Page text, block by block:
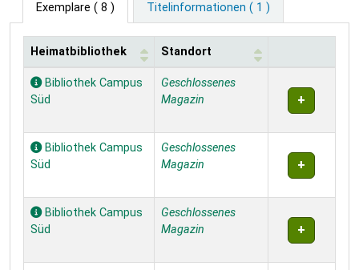
Exemplare ( 8 ) Titelinformationen ( 1 )
Exemplare
Heimatbibliothek Standort
Bibliothek Campus
Süd
Geschlossenes
Magazin
Bibliothek Campus
Süd
Geschlossenes
Magazin
Bibliothek Campus
Süd
Geschlossenes
Magazin